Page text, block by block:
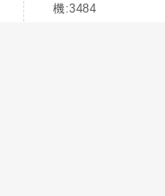
機:3484